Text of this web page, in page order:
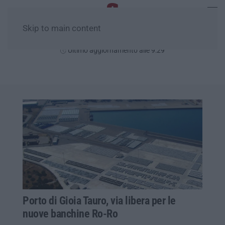
Skip to main content
Ultimo aggiornamento alle 9:29
Porto di Gioia Tauro, via libera per le
nuove banchine Ro-Ro